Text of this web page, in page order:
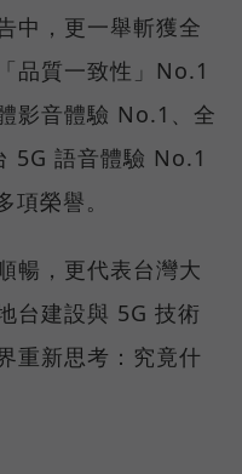
中，更一舉斬獲全
品質一致性」No.1
影音體驗 No.1、全
5G 語音體驗 No.1
榮譽。
暢，更代表台灣大
台建設與 5G 技術
重新思考：究竟什